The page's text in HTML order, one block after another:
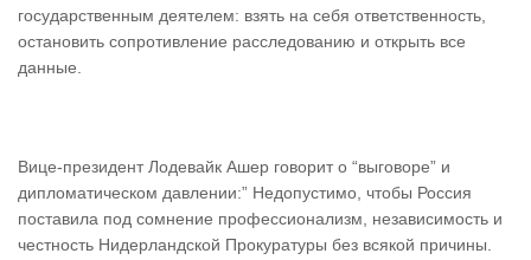
государственным деятелем: взять на себя ответственность,
остановить сопротивление расследованию и открыть все
данные.
Вице-президент Лодевайк Ашер говорит о “выговоре” и
дипломатическом давлении:” Недопустимо, чтобы Россия
поставила под сомнение профессионализм, независимость и
честность Нидерландской Прокуратуры без всякой причины.